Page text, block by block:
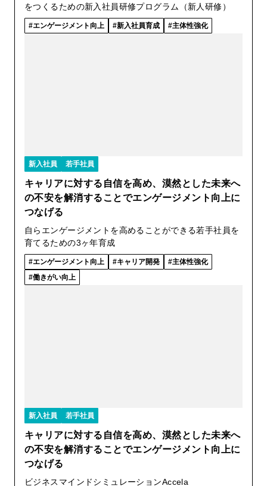
をつくるための新入社員研修プログラム（新人研修）
エンゲージメント向上 新入社員育成 主体性強化
新入社員 若手社員
キャリアに対する自信を高め、漠然とした未来へ
の不安を解消することでエンゲージメント向上に
つなげる
自らエンゲージメントを高めることができる若手社員を
育てるための3ヶ年育成
エンゲージメント向上 キャリア開発
主体性強化
働きがい向上
新入社員 若手社員
キャリアに対する自信を高め、漠然とした未来へ
の不安を解消することでエンゲージメント向上に
つなげる
ビジネスマインドシミュレーションAccela